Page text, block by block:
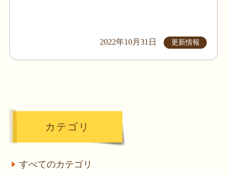
2022年10月31日 更新情報
カテゴリ
すべてのカテゴリ